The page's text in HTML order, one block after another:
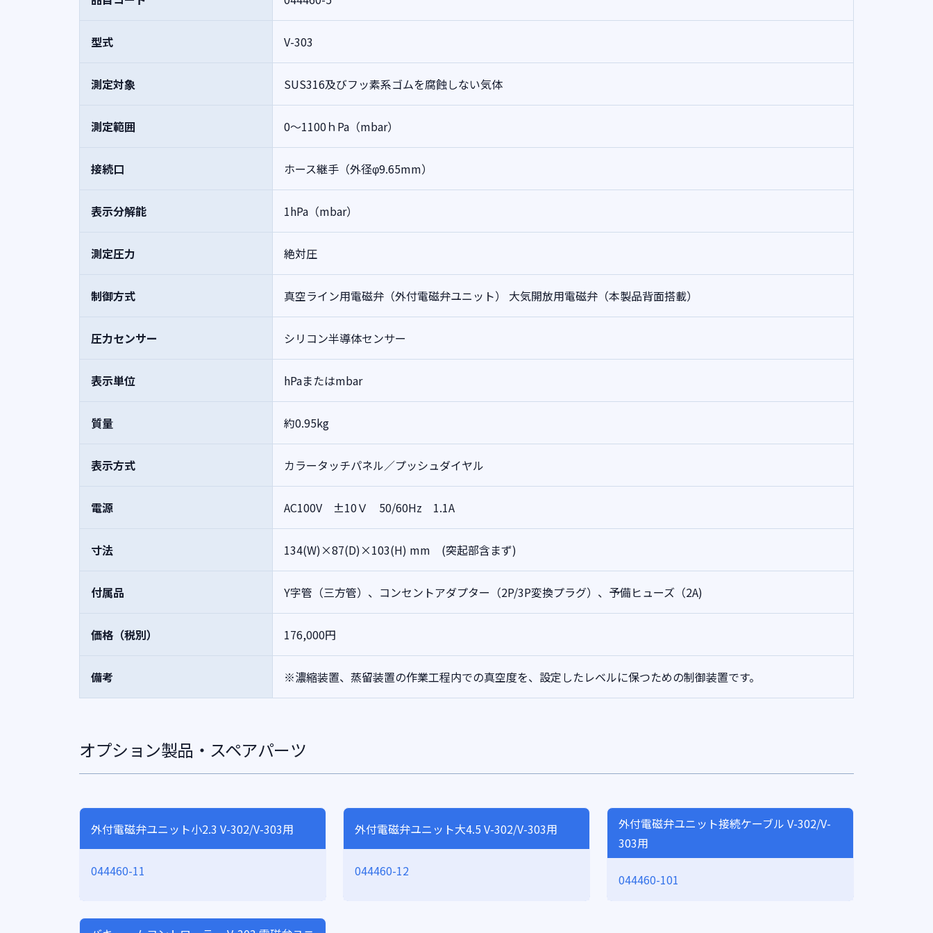
型式 V-303
測定対象 SUS316及びフッ素系ゴムを腐蝕しない気体
測定範囲 0～1100ｈPa（mbar）
接続口 ホース継手（外径φ9.65mm）
表示分解能 1hPa（mbar）
測定圧力 絶対圧
制御方式 真空ライン用電磁弁（外付電磁弁ユニット） 大気開放用電磁弁（本製品背面搭載）
圧力センサー シリコン半導体センサー
表示単位 hPaまたはmbar
質量 約0.95kg
表示方式 カラータッチパネル／プッシュダイヤル
電源 AC100V ±10Ｖ 50/60Hz 1.1A
寸法 134(W)×87(D)×103(H) mm (突起部含まず)
付属品 Y字管（三方管）、コンセントアダプター（2P/3P変換プラグ）、予備ヒューズ（2A)
価格（税別） 176,000円
備考 ※濃縮装置、蒸留装置の作業工程内での真空度を、設定したレベルに保つための制御装置です。
オプション製品・スペアパーツ
外付電磁弁ユニット小2.3 V-302/V-303用
044460-11
外付電磁弁ユニット大4.5 V-302/V-303用
044460-12
外付電磁弁ユニット接続ケーブル V-302/V-
303用
044460-101